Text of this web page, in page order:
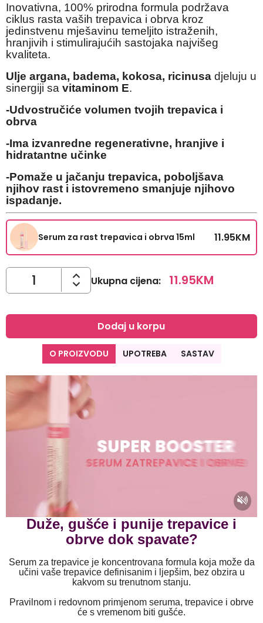
Inovativna, 100% prirodna formula podržava
ciklus rasta vaših trepavica i obrva kroz
jedinstvenu mješavinu temeljito istraženih,
hranjivih i stimulirajućih sastojaka najvišeg
kvaliteta.
Ulje argana, badema, kokosa, ricinusa djeluju u
sinergiji sa vitaminom E.
-Udvostručiće volumen tvojih trepavica i
obrva
-Ima izvanredne regenerativne, hranjive i
hidratantne učinke
-Pomaže u jačanju trepavica, poboljšava
njihov rast i istovremeno smanjuje njihovo
ispadanje.
Serum za rast trepavica i obrva 15ml 11.95KM
Ukupna cijena: 11.95KM
Dodaj u korpu
O PROIZVODU UPOTREBA SASTAV
Duže, gušće i punije trepavice i
obrve dok spavate?
Serum za trepavice je koncentrovana formula koja može da
učini vaše trepavice definisanim i ljepšim, bez obzira u
kakvom su trenutnom stanju.
Pravilnom i redovnom primjenom seruma, trepavice i obrve
će s vremenom biti gušće.